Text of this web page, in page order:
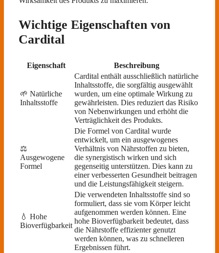
Wichtige Eigenschaften von
Cardital
Eigenschaft Beschreibung
🌱 Natürliche
Inhaltsstoffe
Cardital enthält ausschließlich natürliche
Inhaltsstoffe, die sorgfältig ausgewählt
wurden, um eine optimale Wirkung zu
gewährleisten. Dies reduziert das Risiko
von Nebenwirkungen und erhöht die
Verträglichkeit des Produkts.
⚖️
Ausgewogene
Formel
Die Formel von Cardital wurde
entwickelt, um ein ausgewogenes
Verhältnis von Nährstoffen zu bieten,
die synergistisch wirken und sich
gegenseitig unterstützen. Dies kann zu
einer verbesserten Gesundheit beitragen
und die Leistungsfähigkeit steigern.
💧 Hohe
Bioverfügbarkeit
Die verwendeten Inhaltsstoffe sind so
formuliert, dass sie vom Körper leicht
aufgenommen werden können. Eine
hohe Bioverfügbarkeit bedeutet, dass
die Nährstoffe effizienter genutzt
werden können, was zu schnelleren
Ergebnissen führt.